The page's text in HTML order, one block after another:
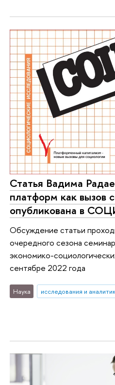
Статья Вадима
платформ как вызов
опубликована в
Обсуждение статьи
очередного сезона
экономико-
сентябре 2022 года
Наука исследования и